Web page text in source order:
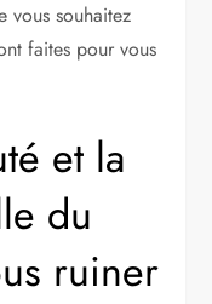
vous souhaitez
faites pour vous
et la
du
ruiner